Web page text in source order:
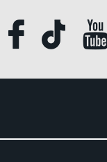
page Instagram
Ouvrir la page
Ouvrir la page